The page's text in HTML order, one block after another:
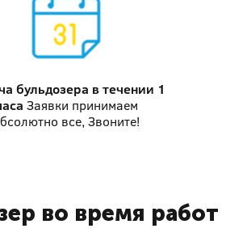
бульдозера в течении 1
Заявки принимаем
все, Звоните!
во время работ